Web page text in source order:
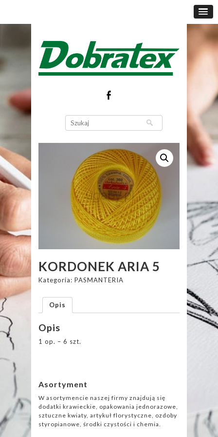
KORDONEK ARIA 5
Kategoria: PASMANTERIA
Opis
Opis
1 op. – 6 szt.
Asortyment
W asortymencie naszej firmy znajdują się
dodatki krawieckie, opakowania jednorazowe,
sztuczne kwiaty, artykuł florystyczne, ozdoby
styropianowe, środki czystości i chemia.